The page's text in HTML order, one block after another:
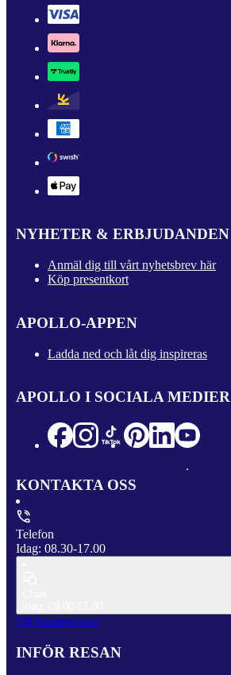
NYHETER & ERBJUDANDEN
Anmäl dig till vårt nyhetsbrev här
Köp presentkort
APOLLO-APPEN
Ladda ned och låt dig inspireras
APOLLO I SOCIALA MEDIER
KONTAKTA OSS
Telefon
Idag: 08.30-17.00
Till Kundservice
INFÖR RESAN